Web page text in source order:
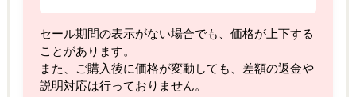
セール期間の表示がない場合でも、価格が上下する
ことがあります。
また、ご購入後に価格が変動しても、差額の返金や
説明対応は行っておりません。